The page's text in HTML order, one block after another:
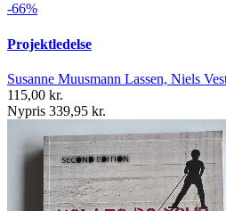
-66%
Projektledelse
Susanne Muusmann Lassen, Niels
115,00 kr.
Nypris 339,95 kr.